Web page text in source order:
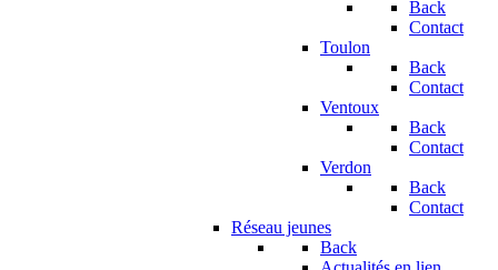
Back
Contact
Toulon
Back
Contact
Ventoux
Back
Contact
Verdon
Back
Contact
Réseau jeunes
Back